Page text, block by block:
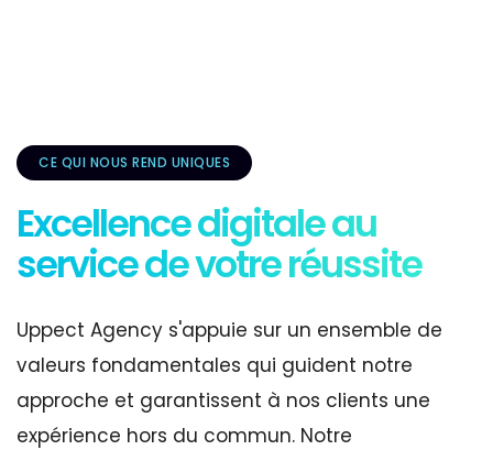
CE QUI NOUS REND UNIQUES
Excellence digitale au
service de votre réussite
Uppect Agency s'appuie sur un ensemble de
valeurs fondamentales qui guident notre
approche et garantissent à nos clients une
expérience hors du commun. Notre